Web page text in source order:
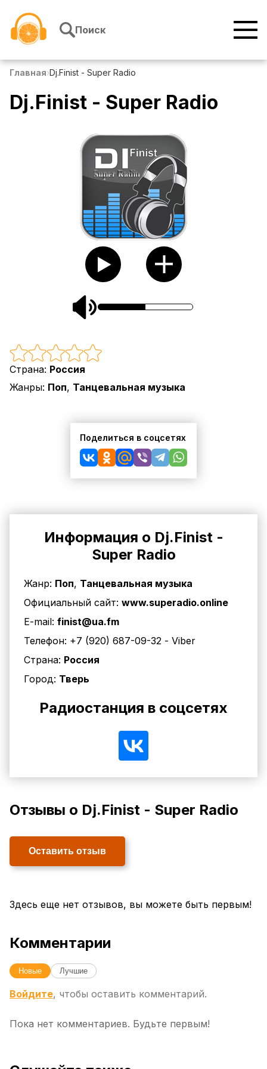
Поиск
Главная›Dj.Finist - Super Radio
Dj.Finist - Super Radio
Страна: Россия
Жанры: Поп, Танцевальная музыка
Поделиться в соцсетях
Информация о Dj.Finist -
Super Radio
Жанр: Поп, Танцевальная музыка
Официальный сайт: www.superadio.online
E-mail: finist@ua.fm
Телефон: +7 (920) 687-09-32 - Viber
Страна: Россия
Город: Тверь
Радиостанция в соцсетях
Отзывы о Dj.Finist - Super Radio
Оставить отзыв
Здесь еще нет отзывов, вы можете быть первым!
Комментарии
Новые Лучшие
Войдите, чтобы оставить комментарий.
Пока нет комментариев. Будьте первым!